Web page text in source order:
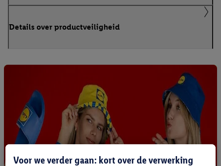
Details over productveiligheid
Voor we verder gaan: kort over de verwerking